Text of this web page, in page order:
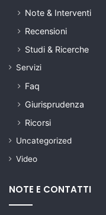
Note & Interventi
Recensioni
Studi & Ricerche
Servizi
Faq
Giurisprudenza
Ricorsi
Uncategorized
Video
NOTE E CONTATTI